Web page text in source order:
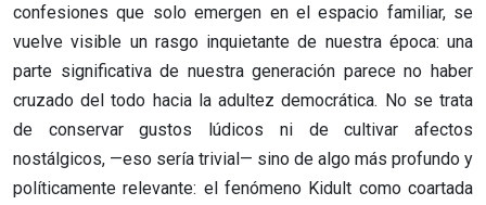
confesiones que solo emergen en el espacio familiar, se
vuelve visible un rasgo inquietante de nuestra época: una
parte significativa de nuestra generación parece no haber
cruzado del todo hacia la adultez democrática. No se trata
de conservar gustos lúdicos ni de cultivar afectos
nostálgicos, —eso sería trivial— sino de algo más profundo y
políticamente relevante: el fenómeno Kidult como coartada